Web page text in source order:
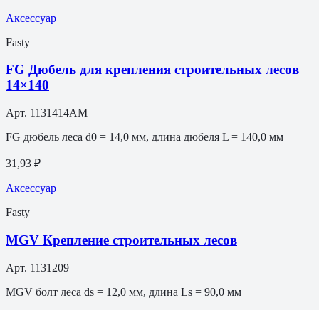
Аксессуар
Fasty
FG Дюбель для крепления строительных лесов
14×140
Арт. 1131414AM
FG дюбель леса d0 = 14,0 мм, длина дюбеля L = 140,0 мм
31,93 ₽
Аксессуар
Fasty
MGV Крепление строительных лесов
Арт. 1131209
MGV болт леса ds = 12,0 мм, длина Ls = 90,0 мм